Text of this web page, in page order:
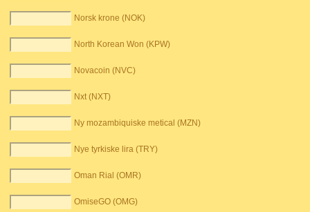
Norsk krone (NOK)
North Korean Won (KPW)
Novacoin (NVC)
Nxt (NXT)
Ny mozambiquiske metical (MZN)
Nye tyrkiske lira (TRY)
Oman Rial (OMR)
OmiseGO (OMG)